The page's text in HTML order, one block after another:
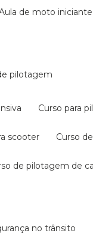
aula de moto iniciante
pilotagem
curso para
scooter curso
de pilotagem de
no trânsito